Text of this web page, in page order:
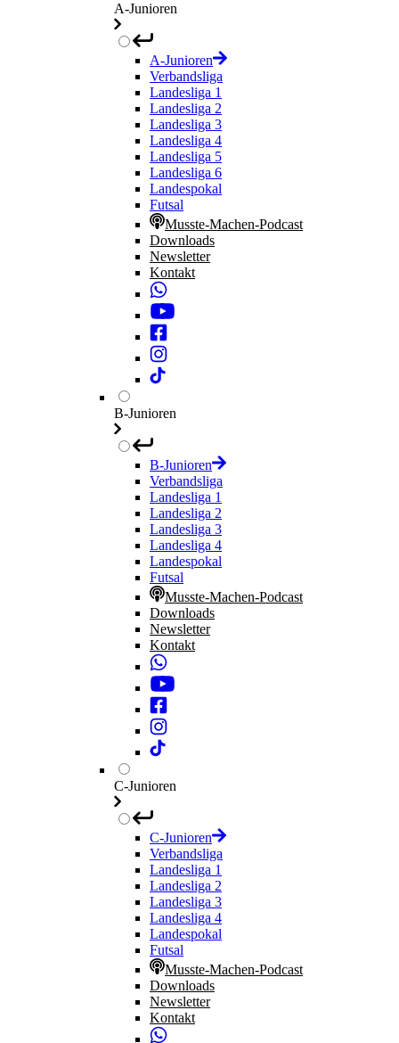
A-Junioren
A-Junioren
Verbandsliga
Landesliga 1
Landesliga 2
Landesliga 3
Landesliga 4
Landesliga 5
Landesliga 6
Landespokal
Futsal
Musste-Machen-Podcast
Downloads
Newsletter
Kontakt
B-Junioren
B-Junioren
Verbandsliga
Landesliga 1
Landesliga 2
Landesliga 3
Landesliga 4
Landespokal
Futsal
Musste-Machen-Podcast
Downloads
Newsletter
Kontakt
C-Junioren
C-Junioren
Verbandsliga
Landesliga 1
Landesliga 2
Landesliga 3
Landesliga 4
Landespokal
Futsal
Musste-Machen-Podcast
Downloads
Newsletter
Kontakt